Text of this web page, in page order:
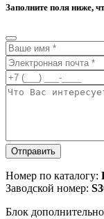
Заполните поля ниже,
Отправить
Номер по каталогу:
Заводской номер:
Блок